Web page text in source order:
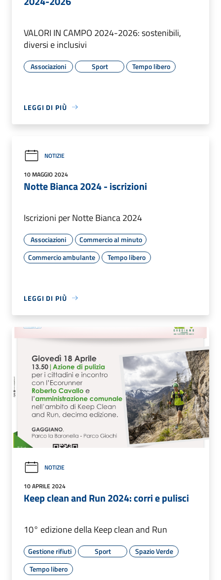
VALORI IN CAMPO 2024-2026: sostenibili,
diversi e inclusivi
Associazioni Sport Tempo libero
LEGGI DI PIÙ
NOTIZIE
10 MAGGIO 2024
Notte Bianca 2024 - iscrizioni
Iscrizioni per Notte Bianca 2024
Associazioni
Commercio al minuto
Commercio ambulante
Tempo libero
LEGGI DI PIÙ
NOTIZIE
10 APRILE 2024
Keep clean and Run 2024: corri e pulisci
10° edizione della Keep clean and Run
Gestione rifiuti Sport
Spazio Verde
Tempo libero